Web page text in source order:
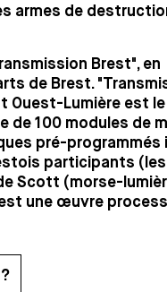
armes de
Brest", en
de Brest.
Lumière est le
de 100 modules de
pré-programmés
participants (les
Scott (morse-
une œuvre